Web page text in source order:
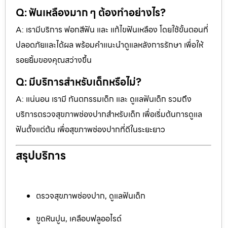
Q: ฟันเหลืองมาก ๆ ต้องทำอย่างไร?
A: เรามีบริการ ฟอกสีฟัน และ แก้ไขฟันเหลือง โดยใช้ขั้นตอนที่
ปลอดภัยและได้ผล พร้อมคำแนะนำดูแลหลังการรักษา เพื่อให้
รอยยิ้มของคุณสว่างขึ้น
Q: มีบริการสำหรับเด็กหรือไม่?
A: แน่นอน เรามี ทันตกรรมเด็ก และ ดูแลฟันเด็ก รวมถึง
บริการตรวจสุขภาพช่องปากสำหรับเด็ก เพื่อเริ่มต้นการดูแล
ฟันตั้งแต่ต้น เพื่อสุขภาพช่องปากที่ดีในระยะยาว
สรุปบริการ
ตรวจสุขภาพช่องปาก, ดูแลฟันเด็ก
ขูดหินปูน, เคลือบฟลูออไรด์